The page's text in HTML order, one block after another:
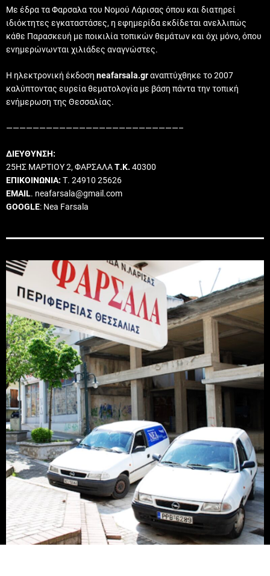
Με έδρα τα Φαρσαλα του Νομού Λάρισας όπου και διατηρεί
ιδιόκτητες εγκαταστάσες, η εφημερίδα εκδίδεται ανελλιπώς
κάθε Παρασκευή με ποικιλία τοπικών θεμάτων και όχι μόνο, όπου
ενημερώνωνται χιλιάδες αναγνώστες.
Η ηλεκτρονική έκδοση neafarsala.grαναπτύχθηκε το 2007
καλύπτοντας ευρεία θεματολογία με βάση πάντα την τοπική
ενήμερωση της Θεσσαλίας.
——————————————————————————–
ΔΙΕΥΘΥΝΣΗ:
25ΗΣ ΜΑΡΤΙΟΥ 2, ΦΑΡΣΑΛΑΤ.Κ. 40300
ΕΠΙΚΟΙΝΩΝΙΑ: Τ. 24910 25626
EMAIL. neafarsala@gmail.com
GOOGLE: Nea Farsala